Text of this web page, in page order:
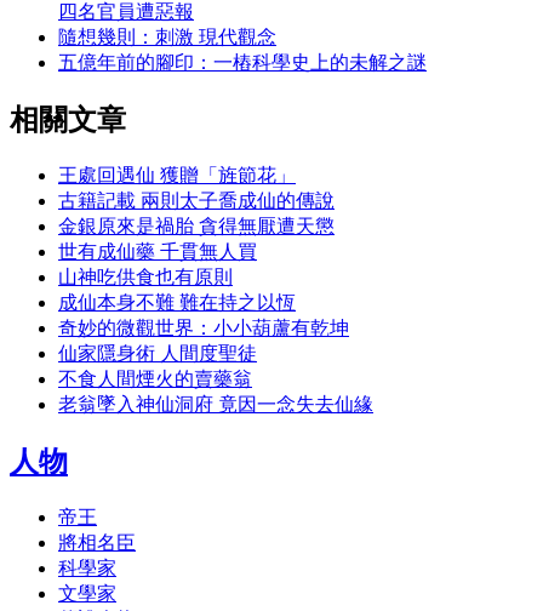
四名官員遭惡報
隨想幾則：刺激 現代觀念
五億年前的腳印：一樁科學史上的未解之謎
相關文章
王處回遇仙 獲贈「旌節花」
古籍記載 兩則太子喬成仙的傳說
金銀原來是禍胎 貪得無厭遭天懲
世有成仙藥 千貫無人買
山神吃供食也有原則
成仙本身不難 難在持之以恆
奇妙的微觀世界：小小葫蘆有乾坤
仙家隱身術 人間度聖徒
不食人間煙火的賣藥翁
老翁墜入神仙洞府 竟因一念失去仙緣
人物
帝王
將相名臣
科學家
文學家